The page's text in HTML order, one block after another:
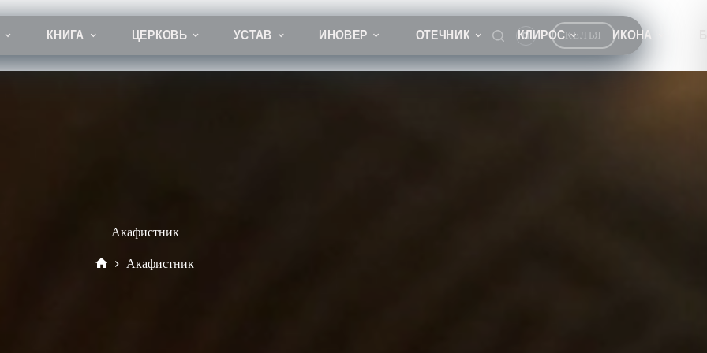
КНИГА ЦЕРКОВЬ УСТАВ ИНОВЕР ОТЕЧНИК КЛИРОС ИКОНА
КЕЛЬЯ
Акафистник
Акафистник